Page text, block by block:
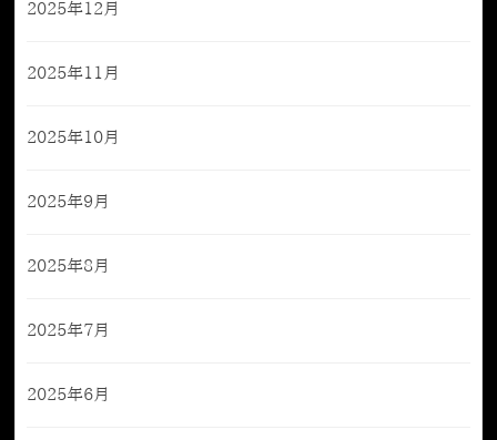
2025年12月
2025年11月
2025年10月
2025年9月
2025年8月
2025年7月
2025年6月